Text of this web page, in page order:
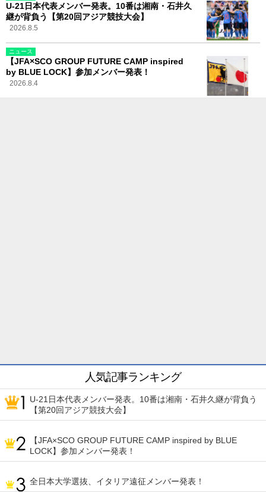
U-21日本代表メンバー発表。10番は湘南・石井久
継が背負う【第20回アジア競技大会】
2026.8.5
ニュース
【JFA×SCO GROUP FUTURE CAMP inspired
by BLUE LOCK】参加メンバー発表！
2026.8.4
人気記事ランキング
U-21日本代表メンバー発表。10番は湘南・石井久継が背負う
【第20回アジア競技大会】
【JFA×SCO GROUP FUTURE CAMP inspired by BLUE
LOCK】参加メンバー発表！
全日本大学選抜、イタリア遠征メンバー発表！